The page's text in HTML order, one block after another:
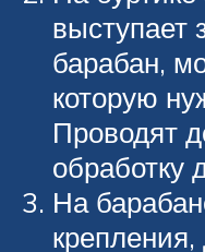
выступает
барабан,
которую
Проводят
обработку
На